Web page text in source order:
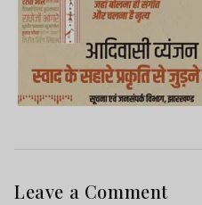
Leave a Comment